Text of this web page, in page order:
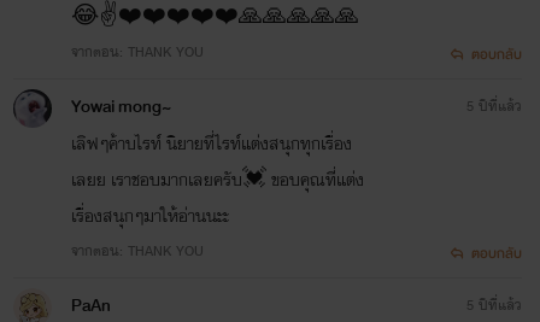
😂✌️❤️❤️❤️❤️❤️🙏🙏🙏🙏🙏
จากตอน: THANK YOU ตอบกลับ
Yowai mong~
เลิฟๆค้าบไรท์ นิยายที่ไรท์แต่งสนุกทุกเรื่อง
เลยย เราชอบมากเลยครับ💓 ขอบคุณที่แต่ง
เรื่องสนุกๆมาให้อ่านนะะ
จากตอน: THANK YOU
5 ปีที่แล้ว
ตอบกลับ
PaAn 5 ปีที่แล้ว